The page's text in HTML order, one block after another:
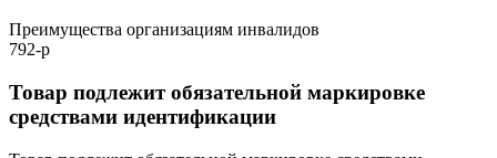
Преимущества организациям инвалидов
792-р
Товар подлежит обязательной маркировке
средствами идентификации